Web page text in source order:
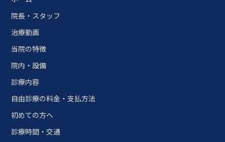
院長・スタッフ
治療動画
当院の特徴
院内・設備
診療内容
自由診療の料金・支払方法
初めての方へ
診療時間・交通